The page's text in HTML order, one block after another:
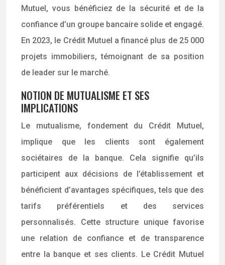
Mutuel, vous bénéficiez de la sécurité et de la
confiance d’un groupe bancaire solide et engagé.
En 2023, le Crédit Mutuel a financé plus de 25 000
projets immobiliers, témoignant de sa position
de leader sur le marché.
NOTION DE MUTUALISME ET SES
IMPLICATIONS
Le mutualisme, fondement du Crédit Mutuel,
implique que les clients sont également
sociétaires de la banque. Cela signifie qu’ils
participent aux décisions de l’établissement et
bénéficient d’avantages spécifiques, tels que des
tarifs préférentiels et des services
personnalisés. Cette structure unique favorise
une relation de confiance et de transparence
entre la banque et ses clients. Le Crédit Mutuel